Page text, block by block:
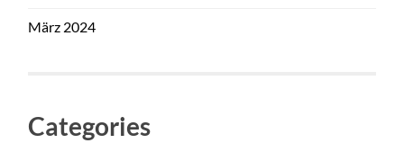
März 2024
Categories